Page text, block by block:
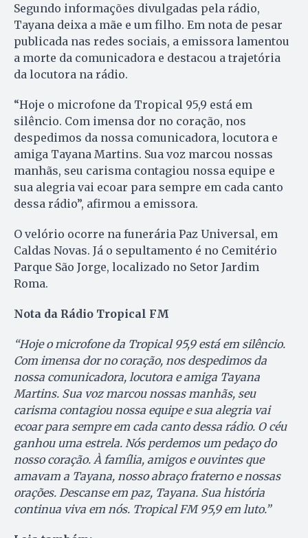
Segundo informações divulgadas pela rádio,
Tayana deixa a mãe e um filho. Em nota de pesar
publicada nas redes sociais, a emissora lamentou
a morte da comunicadora e destacou a trajetória
da locutora na rádio.
“Hoje o microfone da Tropical 95,9 está em
silêncio. Com imensa dor no coração, nos
despedimos da nossa comunicadora, locutora e
amiga Tayana Martins. Sua voz marcou nossas
manhãs, seu carisma contagiou nossa equipe e
sua alegria vai ecoar para sempre em cada canto
dessa rádio”, afirmou a emissora.
O velório ocorre na funerária Paz Universal, em
Caldas Novas. Já o sepultamento é no Cemitério
Parque São Jorge, localizado no Setor Jardim
Roma.
Nota da Rádio Tropical FM
“Hoje o microfone da Tropical 95,9 está em silêncio.
Com imensa dor no coração, nos despedimos da
nossa comunicadora, locutora e amiga Tayana
Martins. Sua voz marcou nossas manhãs, seu
carisma contagiou nossa equipe e sua alegria vai
ecoar para sempre em cada canto dessa rádio. O céu
ganhou uma estrela. Nós perdemos um pedaço do
nosso coração. À família, amigos e ouvintes que
amavam a Tayana, nosso abraço fraterno e nossas
orações. Descanse em paz, Tayana. Sua história
continua viva em nós. Tropical FM 95,9 em luto.”